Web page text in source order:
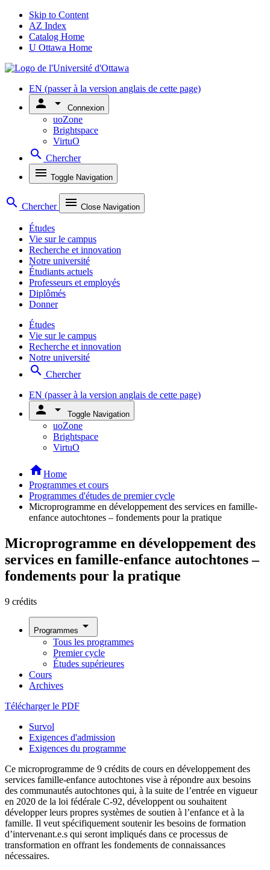
Skip to Content
AZ Index
Catalog Home
U Ottawa Home
EN (passer à la version anglais de cette page)
person arrow_drop_down Connexion
uoZone
Brightspace
VirtuO
search Chercher
menu Toggle Navigation
search Chercher menu Close Navigation
Études
Vie sur le campus
Recherche et innovation
Notre université
Étudiants actuels
Professeurs et employés
Diplômés
Donner
Études
Vie sur le campus
Recherche et innovation
Notre université
search Chercher
EN (passer à la version anglais de cette page)
person arrow_drop_down Toggle Navigation
uoZone
Brightspace
VirtuO
homeHome
Programmes et cours
Programmes d'études de premier cycle
Microprogramme en développement des services en famille-
enfance autochtones – fondements pour la pratique
Microprogramme en développement des
services en famille-enfance autochtones –
fondements pour la pratique
9 crédits
Programmes arrow_drop_down
Tous les programmes
Premier cycle
Études supérieures
Cours
Archives
Télécharger le PDF
Survol
Exigences d'admission
Exigences du programme
Ce microprogramme de 9 crédits de cours en développement des
services famille-enfance autochtones vise à répondre aux besoins
des communautés autochtones qui, à la suite de l’entrée en vigueur
en 2020 de la loi fédérale C-92, développent ou souhaitent
développer leurs propres systèmes de soutien à l’enfance et à la
famille. Il veut spécifiquement soutenir les besoins de formation
d’intervenant.e.s qui seront impliqués dans ce processus de
transformation en offrant les fondements de connaissances
nécessaires.